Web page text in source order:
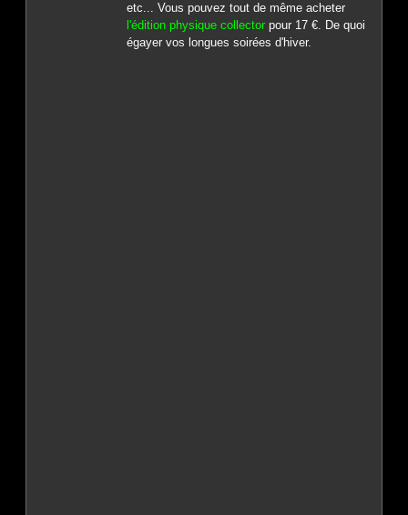
etc... Vous pouvez tout de même acheter
l'édition physique collectorpour 17 €. De quoi
égayer vos longues soirées d'hiver.